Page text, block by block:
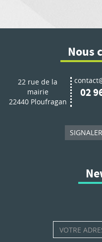
Nous
22 rue de la
mairie
22440 Ploufragan
02